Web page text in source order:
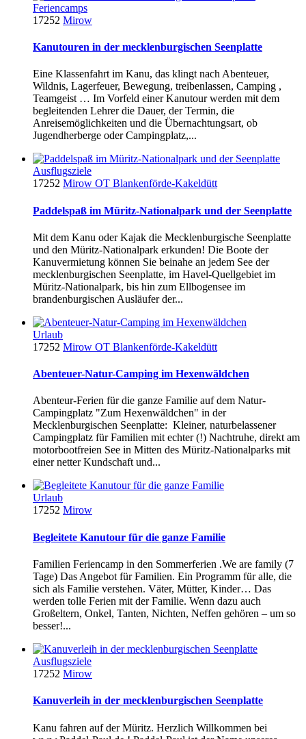
Feriencamps
17252 Mirow
Kanutouren in der mecklenburgischen Seenplatte
Eine Klassenfahrt im Kanu, das klingt nach Abenteuer,
Wildnis, Lagerfeuer, Bewegung, treibenlassen, Camping ,
Teamgeist … Im Vorfeld einer Kanutour werden mit dem
begleitenden Lehrer die Dauer, der Termin, die
Anreisemöglichkeiten und die Übernachtungsart, ob
Jugendherberge oder Campingplatz,...
Ausflugsziele
17252 Mirow OT Blankenförde-Kakeldütt
Paddelspaß im Müritz-Nationalpark und der Seenplatte
Mit dem Kanu oder Kajak die Mecklenburgische Seenplatte
und den Müritz-Nationalpark erkunden! Die Boote der
Kanuvermietung können Sie beinahe an jedem See der
mecklenburgischen Seenplatte, im Havel-Quellgebiet im
Müritz-Nationalpark, bis hin zum Ellbogensee im
brandenburgischen Ausläufer der...
Urlaub
17252 Mirow OT Blankenförde-Kakeldütt
Abenteuer-Natur-Camping im Hexenwäldchen
Abenteur-Ferien für die ganze Familie auf dem Natur-
Campingplatz "Zum Hexenwäldchen" in der
Mecklenburgischen Seenplatte: Kleiner, naturbelassener
Campingplatz für Familien mit echter (!) Nachtruhe, direkt am
motorbootfreien See in Mitten des Müritz-Nationalparks mit
einer netter Kundschaft und...
Urlaub
17252 Mirow
Begleitete Kanutour für die ganze Familie
Familien Feriencamp in den Sommerferien .We are family (7
Tage) Das Angebot für Familien. Ein Programm für alle, die
sich als Familie verstehen. Väter, Mütter, Kinder… Das
werden tolle Ferien mit der Familie. Wenn dazu auch
Großeltern, Onkel, Tanten, Nichten, Neffen gehören – um so
besser!...
Ausflugsziele
17252 Mirow
Kanuverleih in der mecklenburgischen Seenplatte
Kanu fahren auf der Müritz. Herzlich Willkommen bei